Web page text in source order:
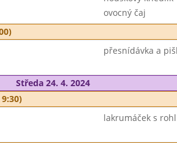
ovocný čaj
přesnídávka a
Středa 24. 4. 2024
lakrumáček s